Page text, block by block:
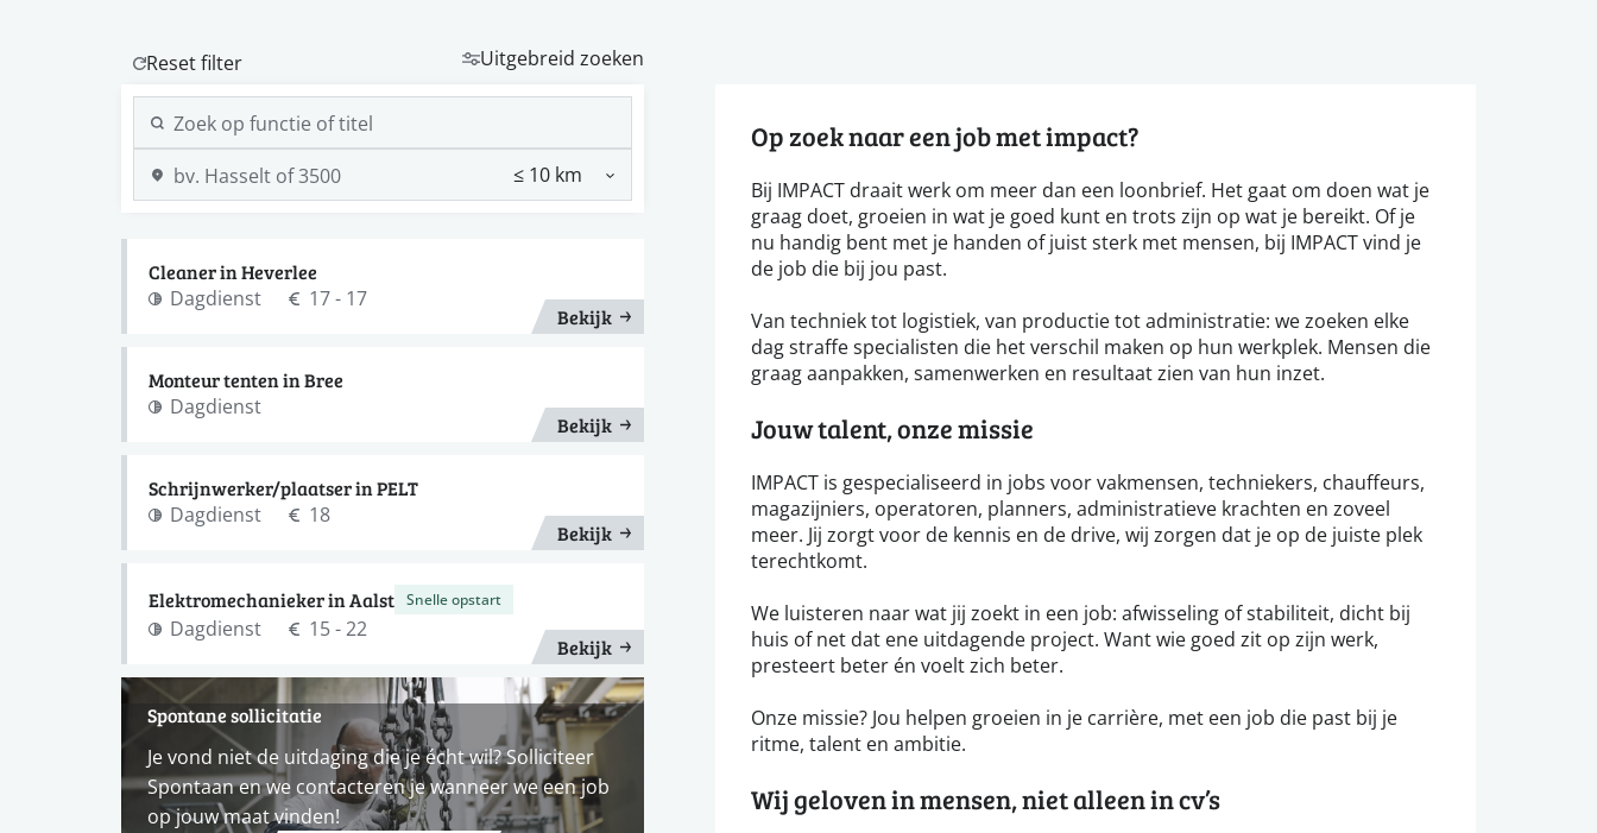
Uitgebreid zoeken
Cleaner in Heverlee
Dagdienst
17 - 17
Bekijk
Monteur tenten in Bree
Dagdienst
Bekijk
Schrijnwerker/plaatser in PELT
Dagdienst
18
Bekijk
Elektromechanieker in Aalst Snelle opstart
Dagdienst 15 - 22
Bekijk
Spontane sollicitatie
Je vond niet de uitdaging die je écht wil? Solliciteer
Spontaan en we contacteren je wanneer we een job
op jouw maat vinden!
Op zoek naar een job met impact?
Bij IMPACT draait werk om meer dan een loonbrief. Het gaat om doen wat je
graag doet, groeien in wat je goed kunt en trots zijn op wat je bereikt. Of je
nu handig bent met je handen of juist sterk met mensen, bij IMPACT vind je
de job die bij jou past.
Van techniek tot logistiek, van productie tot administratie: we zoeken elke
dag straffe specialisten die het verschil maken op hun werkplek. Mensen die
graag aanpakken, samenwerken en resultaat zien van hun inzet.
Jouw talent, onze missie
IMPACT is gespecialiseerd in jobs voor vakmensen, techniekers, chauffeurs,
magazijniers, operatoren, planners, administratieve krachten en zoveel
meer. Jij zorgt voor de kennis en de drive, wij zorgen dat je op de juiste plek
terechtkomt.
We luisteren naar wat jij zoekt in een job: afwisseling of stabiliteit, dicht bij
huis of net dat ene uitdagende project. Want wie goed zit op zijn werk,
presteert beter én voelt zich beter.
Onze missie? Jou helpen groeien in je carrière, met een job die past bij je
ritme, talent en ambitie.
Wij geloven in mensen, niet alleen in cv’s